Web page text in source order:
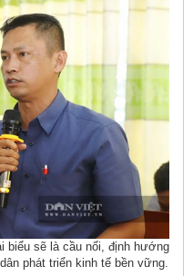
biểu sẽ là cầu nối, định hướng
phát triển kinh tế bền vững.